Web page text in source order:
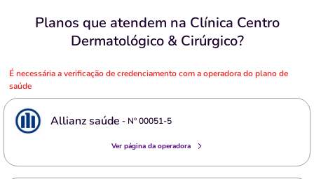
Planos que atendem na Clínica Centro
Dermatológico & Cirúrgico?
É necessária a verificação de credenciamento com a operadora do plano de
saúde
Allianz saúde - Nº00051-5
Ver página da operadora